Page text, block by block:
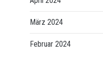
März 2024
Februar 2024